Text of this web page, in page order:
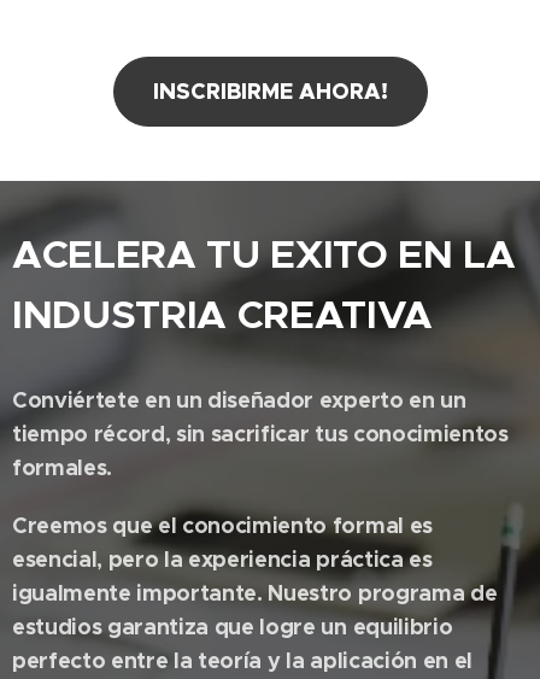
INSCRIBIRME AHORA!
ACELERA TU EXITO EN LA
INDUSTRIA CREATIVA
Conviértete en un diseñador experto en un
tiempo récord, sin sacrificar tus conocimientos
formales.
Creemos que el conocimiento formal es
esencial, pero la experiencia práctica es
igualmente importante. Nuestro programa de
estudios garantiza que logre un equilibrio
perfecto entre la teoría y la aplicación en el